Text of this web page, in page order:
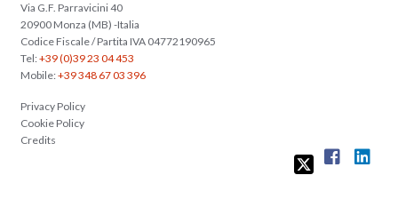
Via G.F. Parravicini 40
20900 Monza (MB) -Italia
Codice Fiscale / Partita IVA 04772190965
Tel:+39 (0)39 23 04 453
Mobile:+39 348 67 03 396
Privacy Policy
Cookie Policy
Credits